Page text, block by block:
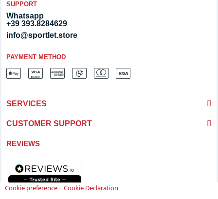
SUPPORT
Whatsapp
+39 393.8284629
info@sportlet.store
PAYMENT METHOD
SERVICES
CUSTOMER SUPPORT
REVIEWS
Cookie preference - Cookie Declaration